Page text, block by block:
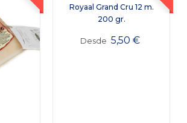
Royaal Grand Cru 12 m.
200 gr.
Desde 5,50€